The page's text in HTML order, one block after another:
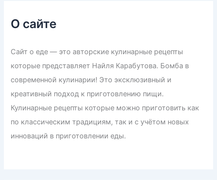
О сайте
Сайт о еде — это авторские кулинарные рецепты
которые представляет Найля Карабутова. Бомба в
современной кулинарии! Это эксклюзивный и
креативный подход к приготовлению пищи.
Кулинарные рецепты которые можно приготовить как
по классическим традициям, так и с учётом новых
инноваций в приготовлении еды.